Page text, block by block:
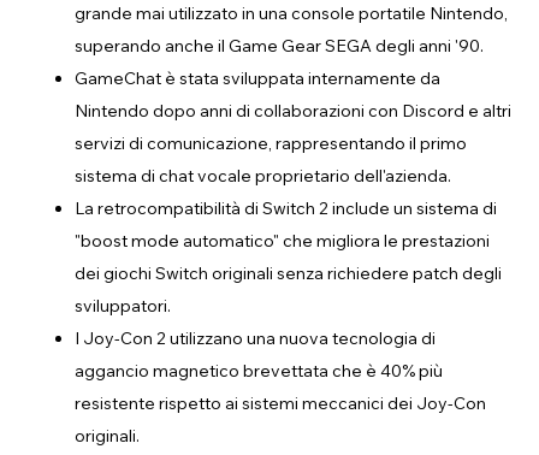
grande mai utilizzato in una console portatile Nintendo,
superando anche il Game Gear SEGA degli anni '90.
GameChat è stata sviluppata internamente da
Nintendo dopo anni di collaborazioni con Discord e altri
servizi di comunicazione, rappresentando il primo
sistema di chat vocale proprietario dell'azienda.
La retrocompatibilità di Switch 2 include un sistema di
"boost mode automatico" che migliora le prestazioni
dei giochi Switch originali senza richiedere patch degli
sviluppatori.
I Joy-Con 2 utilizzano una nuova tecnologia di
aggancio magnetico brevettata che è 40% più
resistente rispetto ai sistemi meccanici dei Joy-Con
originali.